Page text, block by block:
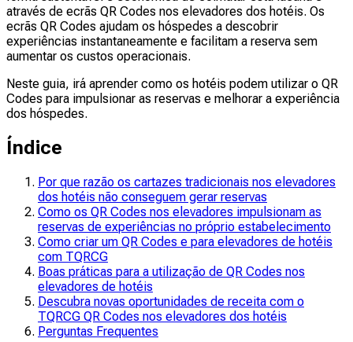
através de ecrãs QR Codes nos elevadores dos hotéis. Os
ecrãs QR Codes ajudam os hóspedes a descobrir
experiências instantaneamente e facilitam a reserva sem
aumentar os custos operacionais.
Neste guia, irá aprender como os hotéis podem utilizar o QR
Codes para impulsionar as reservas e melhorar a experiência
dos hóspedes.
Índice
Por que razão os cartazes tradicionais nos elevadores
dos hotéis não conseguem gerar reservas
Como os QR Codes nos elevadores impulsionam as
reservas de experiências no próprio estabelecimento
Como criar um QR Codes e para elevadores de hotéis
com TQRCG
Boas práticas para a utilização de QR Codes nos
elevadores de hotéis
Descubra novas oportunidades de receita com o
TQRCG QR Codes nos elevadores dos hotéis
Perguntas Frequentes